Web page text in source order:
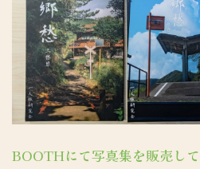
BOOTHにて写真集を販売し